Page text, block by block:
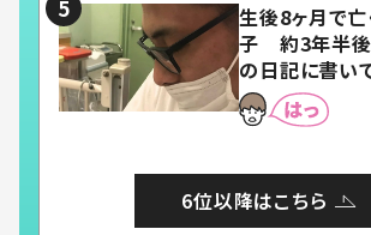
生後8ヶ月で亡
子 約3年半後
の日記に書い
とは
6位以降はこちら